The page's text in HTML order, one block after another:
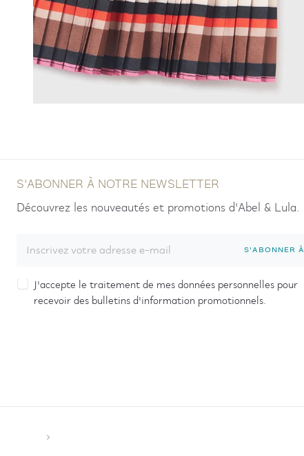
S'ABONNER À NOTRE NEWSLETTER
Découvrez les nouveautés et promotions d'Abel & Lula.
S'ABONNER À
J'accepte le traitement de mes données personnelles pour
recevoir des bulletins d'information promotionnels.